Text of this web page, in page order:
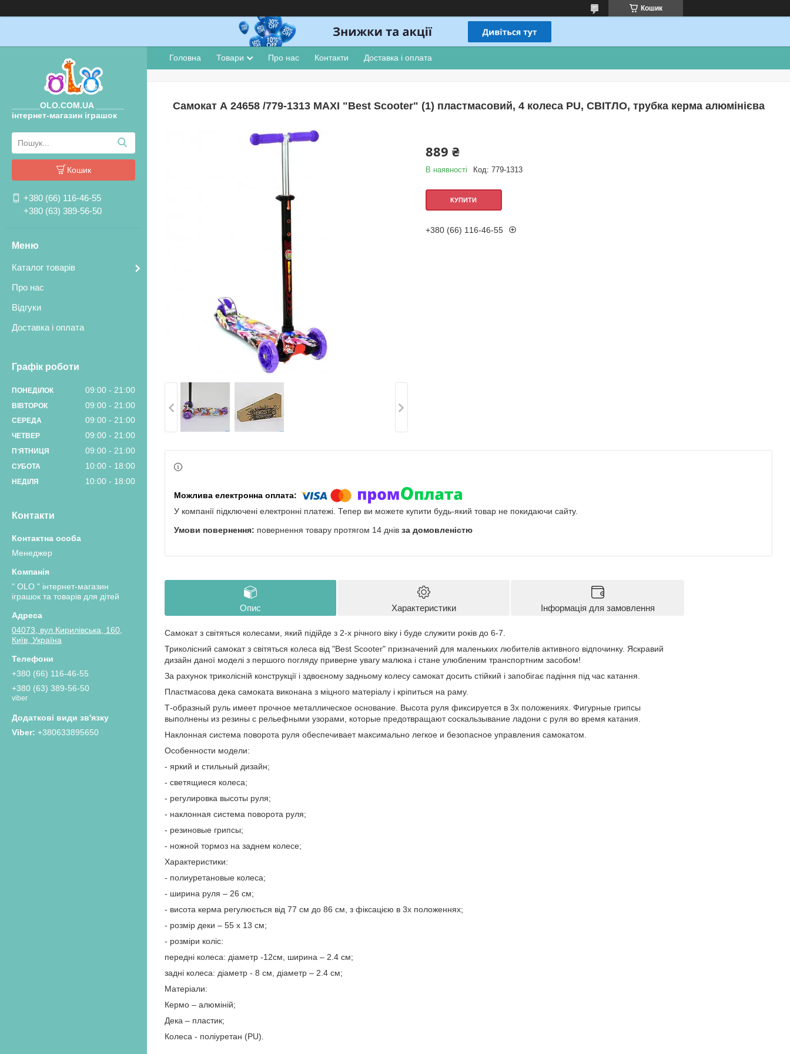
Кошик
______OLO.COM.UA ______
інтернет-магазин іграшок
Кошик
+380 (66) 116-46-55
+380 (63) 389-56-50
Каталог товарів
Про нас
Відгуки
Доставка і оплата
Графік роботи
ПОНЕДІЛОК 09:00 21:00
ВІВТОРОК 09:00 21:00
СЕРЕДА 09:00 21:00
ЧЕТВЕР 09:00 21:00
ПʼЯТНИЦЯ 09:00 21:00
СУБОТА 10:00 18:00
НЕДІЛЯ 10:00 18:00
Контакти
Менеджер
" OLO " інтернет-магазин
іграшок та товарів для дітей
04073, вул.Кирилівська, 160,
Київ, Україна
+380 (66) 116-46-55
+380 (63) 389-56-50
viber
+380633895650
Головна Товари Про нас Контакти Доставка і оплата
Самокат А 24658 /779-1313 MAXI "Best Scooter" (1) пластмасовий, 4 колеса PU, СВІТЛО, трубка керма алюмінієва
889 ₴
В наявності Код: 779-1313
КУПИТИ
+380 (66) 116-46-55
У компанії підключені електронні платежі. Тепер ви можете купити будь-який товар не покидаючи сайту.
повернення товару протягом 14 днів за домовленістю
Опис Характеристики Інформація для замовлення
Самокат з світяться колесами, який підійде з 2-х річного віку і буде служити років до 6-7.
Триколісний самокат з світяться колеса від "Best Scooter" призначений для маленьких любителів активного відпочинку. Яскравий
дизайн даної моделі з першого погляду приверне увагу малюка і стане улюбленим транспортним засобом!
За рахунок триколісній конструкції і здвоєному задньому колесу самокат досить стійкий і запобігає падіння під час катання.
Пластмасова дека самоката виконана з міцного матеріалу і кріпиться на раму.
Т-образный руль имеет прочное металлическое основание. Высота руля фиксируется в 3х положениях. Фигурные грипсы
выполнены из резины с рельефными узорами, которые предотвращают соскальзывание ладони с руля во время катания.
Наклонная система поворота руля обеспечивает максимально легкое и безопасное управления самокатом.
Особенности модели:
- яркий и стильный дизайн;
- светящиеся колеса;
- регулировка высоты руля;
- наклонная система поворота руля;
- резиновые грипсы;
- ножной тормоз на заднем колесе;
Характеристики:
- полиуретановые колеса;
- ширина руля – 26 см;
- висота керма регулюється від 77 см до 86 см, з фіксацією в 3х положеннях;
- розмір деки – 55 х 13 см;
- розміри коліс:
передні колеса: діаметр -12см, ширина – 2.4 см;
задні колеса: діаметр - 8 см, діаметр – 2.4 см;
Матеріали:
Кермо – алюміній;
Дека – пластик;
Колеса - поліуретан (PU).